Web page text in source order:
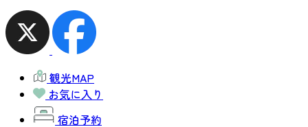
観光MAP
お気に入り
宿泊予約